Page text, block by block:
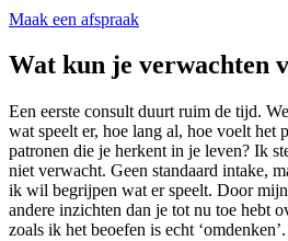
Maak een afspraak
Wat kun je verwachten
Een eerste consult duurt ruim de tijd.
wat speelt er, hoe lang al, hoe voelt het
patronen die je herkent in je leven? Ik
niet verwacht. Geen standaard intake,
ik wil begrijpen wat er speelt. Door
andere inzichten dan je tot nu toe hebt
zoals ik het beoefen is echt